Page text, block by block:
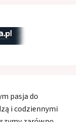
pasja do
i codziennymi